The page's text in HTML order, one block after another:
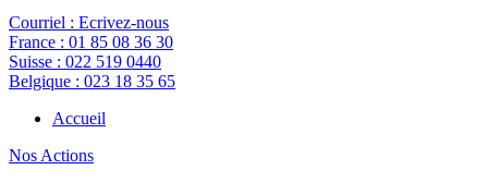
Courriel : Ecrivez-nous
France : 01 85 08 36 30
Suisse : 022 519 0440
Belgique : 023 18 35 65
Accueil
Nos Actions